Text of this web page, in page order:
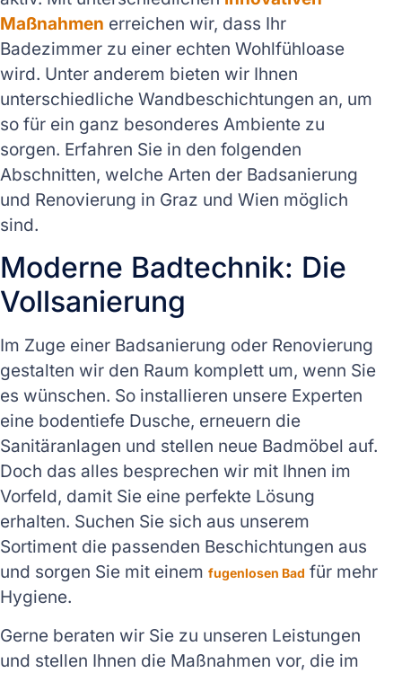
Maßnahmen erreichen wir, dass Ihr
Badezimmer zu einer echten Wohlfühloase
wird. Unter anderem bieten wir Ihnen
unterschiedliche Wandbeschichtungen an, um
so für ein ganz besonderes Ambiente zu
sorgen. Erfahren Sie in den folgenden
Abschnitten, welche Arten der Badsanierung
und Renovierung in Graz und Wien möglich
sind.
Moderne Badtechnik: Die
Vollsanierung
Im Zuge einer Badsanierung oder Renovierung
gestalten wir den Raum komplett um, wenn Sie
es wünschen. So installieren unsere Experten
eine bodentiefe Dusche, erneuern die
Sanitäranlagen und stellen neue Badmöbel auf.
Doch das alles besprechen wir mit Ihnen im
Vorfeld, damit Sie eine perfekte Lösung
erhalten. Suchen Sie sich aus unserem
Sortiment die passenden Beschichtungen aus
und sorgen Sie mit einem fugenlosen Bad für mehr
Hygiene.
Gerne beraten wir Sie zu unseren Leistungen
und stellen Ihnen die Maßnahmen vor, die im